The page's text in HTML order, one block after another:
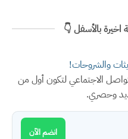
اخيرة بالأسفل 👇
والشروحات!
الاجتماعي لتكون أول من
وحصري.
انضم الآن